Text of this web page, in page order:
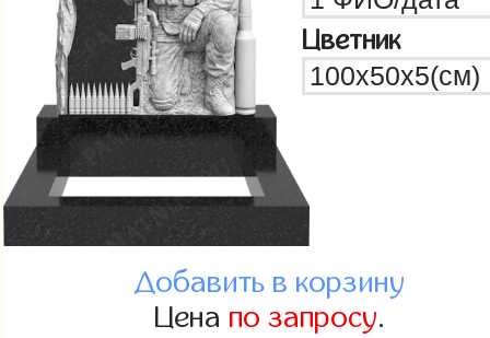
Цветник
Добавить в корзину
Цена по запросу.